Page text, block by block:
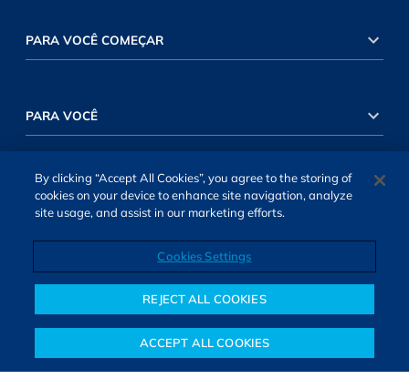
Notícias Colunistas Objetivos financeiros Investimentos Mais
PARA VOCÊ COMEÇAR
PARA VOCÊ
INVESTIMENTOS RENDA VARIÁVEL
INVESTIMENTOS RENDA FIXA
By clicking “Accept All Cookies”, you agree to the storing of
cookies on your device to enhance site navigation, analyze
site usage, and assist in our marketing efforts.
Cookies Settings
REJECT ALL COOKIES
ACCEPT ALL COOKIES